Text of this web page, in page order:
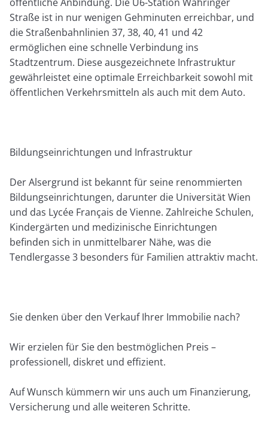
Straße ist in nur wenigen Gehminuten erreichbar, und
die Straßenbahnlinien 37, 38, 40, 41 und 42
ermöglichen eine schnelle Verbindung ins
Stadtzentrum. Diese ausgezeichnete Infrastruktur
gewährleistet eine optimale Erreichbarkeit sowohl mit
öffentlichen Verkehrsmitteln als auch mit dem Auto.
Bildungseinrichtungen und Infrastruktur
Der Alsergrund ist bekannt für seine renommierten
Bildungseinrichtungen, darunter die Universität Wien
und das Lycée Français de Vienne. Zahlreiche Schulen,
Kindergärten und medizinische Einrichtungen
befinden sich in unmittelbarer Nähe, was die
Tendlergasse 3 besonders für Familien attraktiv macht.​
Sie denken über den Verkauf Ihrer Immobilie nach?
Wir erzielen für Sie den bestmöglichen Preis –
professionell, diskret und effizient.
Auf Wunsch kümmern wir uns auch um Finanzierung,
Versicherung und alle weiteren Schritte.